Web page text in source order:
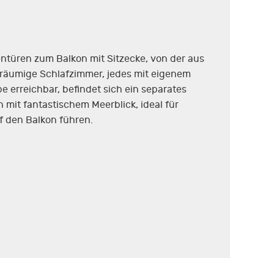
zum Balkon mit Sitzecke, von der aus
Schlafzimmer, jedes mit eigenem
erreichbar, befindet sich ein separates
mit fantastischem Meerblick, ideal für
den Balkon führen.